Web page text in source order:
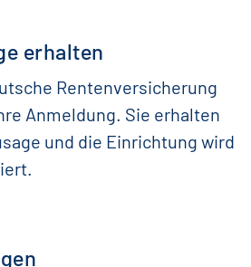
erhalten
Rentenversicherung
Anmeldung. Sie erhalten
und die Einrichtung wird